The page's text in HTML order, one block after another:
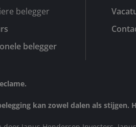
belegger
belegger
kan zowel dalen als